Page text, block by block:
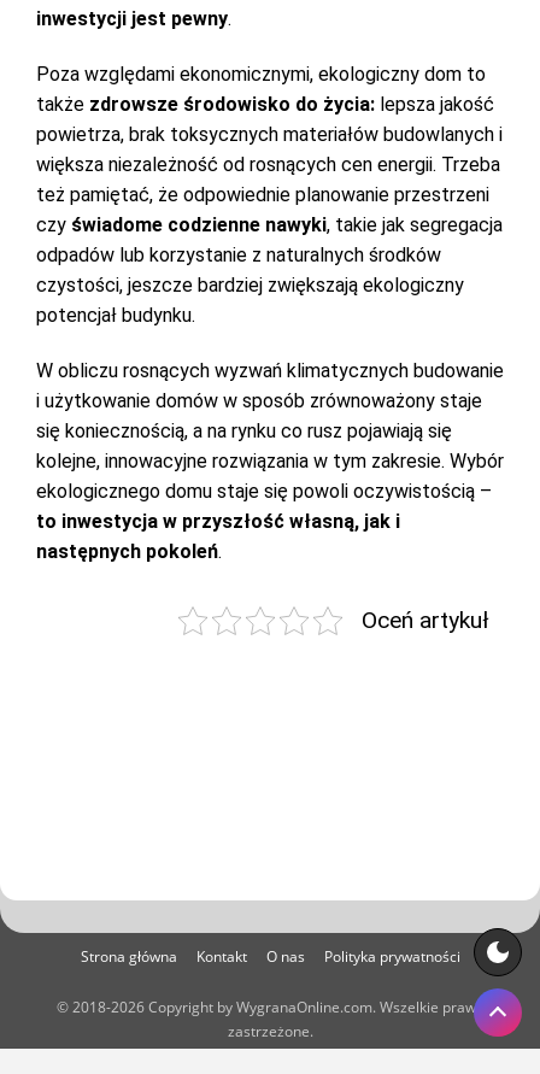
inwestycji jest pewny.
Poza względami ekonomicznymi, ekologiczny dom to
także zdrowsze środowisko do życia: lepsza jakość
powietrza, brak toksycznych materiałów budowlanych i
większa niezależność od rosnących cen energii. Trzeba
też pamiętać, że odpowiednie planowanie przestrzeni
czy świadome codzienne nawyki, takie jak segregacja
odpadów lub korzystanie z naturalnych środków
czystości, jeszcze bardziej zwiększają ekologiczny
potencjał budynku.
W obliczu rosnących wyzwań klimatycznych budowanie
i użytkowanie domów w sposób zrównoważony staje
się koniecznością, a na rynku co rusz pojawiają się
kolejne, innowacyjne rozwiązania w tym zakresie. Wybór
ekologicznego domu staje się powoli oczywistością –
to inwestycja w przyszłość własną, jak i
następnych pokoleń.
Oceń artykuł
Strona główna Kontakt O nas Polityka prywatności
© 2018-2026 Copyright by WygranaOnline.com. Wszelkie prawa
zastrzeżone.